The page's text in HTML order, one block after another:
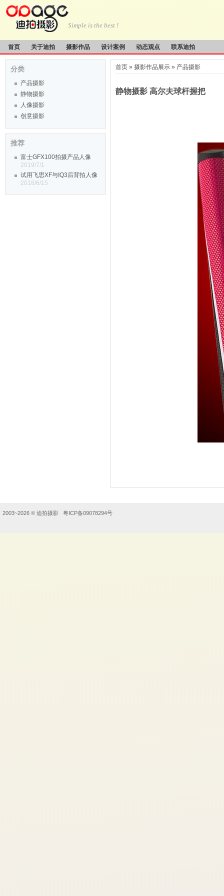
Simple is the best !
首页 关于迪拍 摄影作品 设计案例 动态观点 联系迪拍
分类
产品摄影
静物摄影
人像摄影
创意摄影
推荐
富士GFX100拍摄产品人像
2019/7/1
试用飞思XF与IQ3后背拍人像
2018/6/15
首页 » 摄影作品展示 » 产品摄影
静物摄影 高尔夫球杆握把
2003~2026 © 迪拍摄影 粤ICP备09078294号